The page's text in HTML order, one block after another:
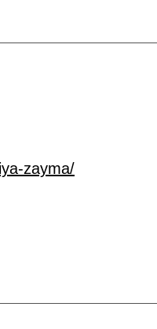
zayma/